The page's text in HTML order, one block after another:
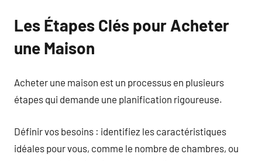
Les Étapes Clés pour Acheter
une Maison
Acheter une maison est un processus en plusieurs
étapes qui demande une planification rigoureuse.
Définir vos besoins : identifiez les caractéristiques
idéales pour vous, comme le nombre de chambres, ou